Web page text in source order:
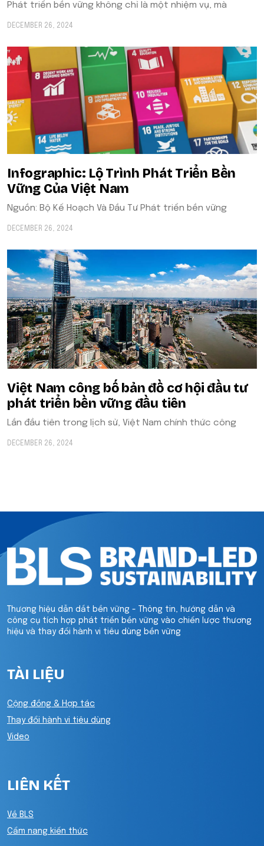
Phát triển bền vững không chỉ là một nhiệm vụ, mà
DECEMBER 26, 2024
Infographic: Lộ Trình Phát Triển Bền
Vững Của Việt Nam
Nguồn: Bộ Kế Hoạch Và Đầu Tư Phát triển bền vững
DECEMBER 26, 2024
Việt Nam công bố bản đồ cơ hội đầu tư
phát triển bền vững đầu tiên
Lần đầu tiên trong lịch sử, Việt Nam chính thức công
DECEMBER 26, 2024
Thương hiệu dẫn dắt bền vững - Thông tin, hướng dẫn và
công cụ tích hợp phát triển bền vững vào chiến lược thương
hiệu và thay đổi hành vi tiêu dùng bền vững
TÀI LIỆU
Cộng đồng & Hợp tác
Thay đổi hành vi tiêu dùng
Video
LIÊN KẾT
Về BLS
Cẩm nang kiến thức